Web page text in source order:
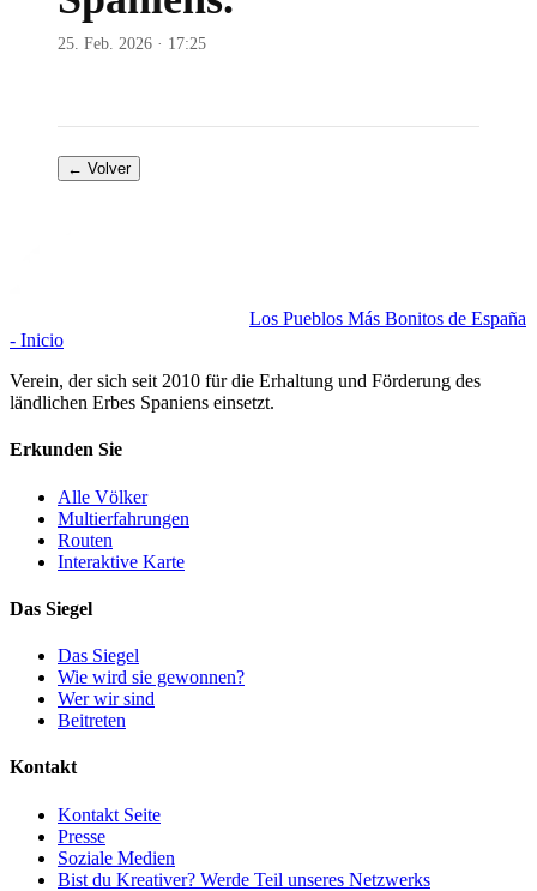
25. Feb. 2026 · 17:25
← Volver
Los Pueblos Más Bonitos de España
- Inicio
Verein, der sich seit 2010 für die Erhaltung und Förderung des
ländlichen Erbes Spaniens einsetzt.
Erkunden Sie
Alle Völker
Multierfahrungen
Routen
Interaktive Karte
Das Siegel
Das Siegel
Wie wird sie gewonnen?
Wer wir sind
Beitreten
Kontakt
Kontakt Seite
Presse
Soziale Medien
Bist du Kreativer? Werde Teil unseres Netzwerks